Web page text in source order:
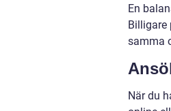
En
Billigare
samma
När du